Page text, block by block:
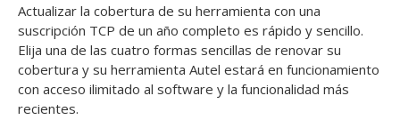
Actualizar la cobertura de su herramienta con una
suscripción TCP de un año completo es rápido y sencillo.
Elija una de las cuatro formas sencillas de renovar su
cobertura y su herramienta Autel estará en funcionamiento
con acceso ilimitado al software y la funcionalidad más
recientes.